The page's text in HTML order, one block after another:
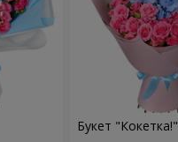
Букет "Кокетка!"